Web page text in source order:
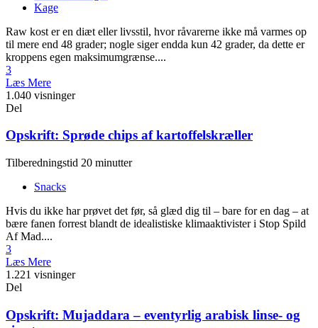
Kage
Raw kost er en diæt eller livsstil, hvor råvarerne ikke må varmes op
til mere end 48 grader; nogle siger endda kun 42 grader, da dette er
kroppens egen maksimumgrænse....
3
Læs Mere
1.040 visninger
Del
Opskrift: Sprøde chips af kartoffelskræller
Tilberedningstid 20 minutter
Snacks
Hvis du ikke har prøvet det før, så glæd dig til – bare for en dag – at
bære fanen forrest blandt de idealistiske klimaaktivister i Stop Spild
Af Mad....
3
Læs Mere
1.221 visninger
Del
Opskrift: Mujaddara – eventyrlig arabisk linse- og